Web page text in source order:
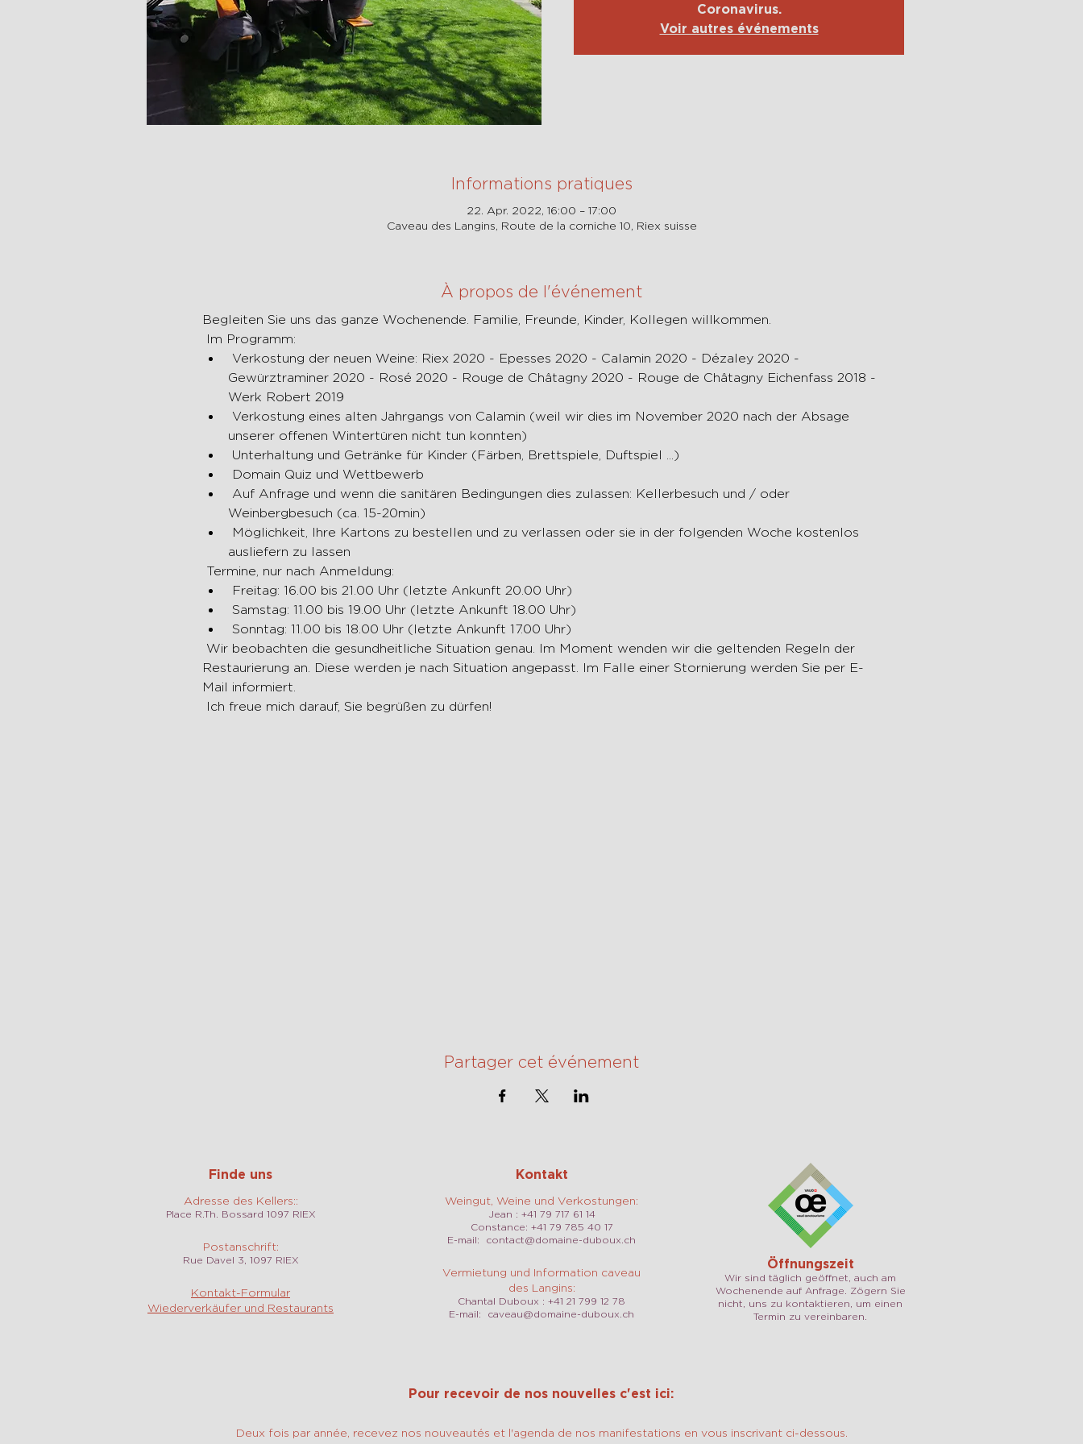
Coronavirus.
Voir autres événements
Informations pratiques
22. Apr. 2022, 16:00 – 17:00
Caveau des Langins, Route de la corniche 10, Riex suisse
À propos de l'événement
Begleiten Sie uns das ganze Wochenende. Familie, Freunde, Kinder, Kollegen willkommen.
Im Programm:
Gewürztraminer 2020 - Rosé 2020 - Rouge de Châtagny 2020 - Rouge de Châtagny Eichenfass 2018 -
Werk Robert 2019
unserer offenen Wintertüren nicht tun konnten)
Unterhaltung und Getränke für Kinder (Färben, Brettspiele, Duftspiel ...)
Domain Quiz und Wettbewerb
Weinbergbesuch (ca. 15-20min)
ausliefern zu lassen
Termine, nur nach Anmeldung:
Freitag: 16.00 bis 21.00 Uhr (letzte Ankunft 20.00 Uhr)
Samstag: 11.00 bis 19.00 Uhr (letzte Ankunft 18.00 Uhr)
Sonntag: 11.00 bis 18.00 Uhr (letzte Ankunft 17.00 Uhr)
Restaurierung an. Diese werden je nach Situation angepasst. Im Falle einer Stornierung werden Sie per E-
Mail informiert.
Ich freue mich darauf, Sie begrüßen zu dürfen!
Partager cet événement
Finde uns
Adresse des Kellers::
Place R.Th. Bossard 1097 RIEX
Postanschrift:
Rue Davel 3, 1097 RIEX
Kontakt-Formular
Wiederverkäufer und Restaurants
Kontakt
Weingut, Weine und Verkostungen:
Jean : +41 79 717 61 14
Constance: +41 79 785 40 17
E-mail: contact@domaine-duboux.ch
Vermietung und Information caveau
des Langins:
Chantal Duboux : +41 21 799 12 78
E-mail: caveau@domaine-duboux.ch
Öffnungszeit
Wir sind täglich geöffnet, auch am
Wochenende auf Anfrage. Zögern Sie
nicht, uns zu kontaktieren, um einen
Termin zu vereinbaren.
Pour recevoir de nos nouvelles c'est ici:
Deux fois par année, recevez nos nouveautés et l'agenda de nos manifestations en vous inscrivant ci-dessous.